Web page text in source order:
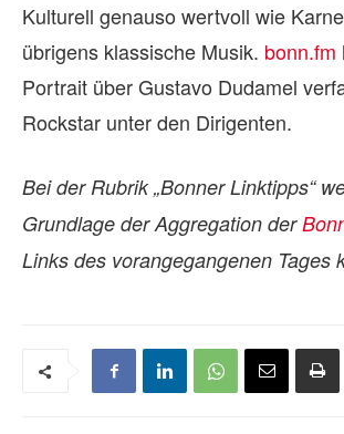
Kulturell genauso wertvoll wie
übrigens klassische Musik. bonn.fm
Portrait über Gustavo Dudamel
Rockstar unter den Dirigenten.
Bei der Rubrik „Bonner Linktipps“
Grundlage der Aggregation der
Links des vorangegangenen Tages